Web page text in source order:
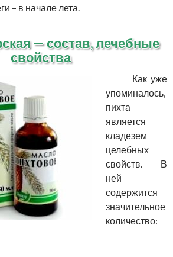
– в начале лета.
— состав, лечебные
свойства
Как уже
упоминалось,
пихта
является
кладезем
целебных
свойств. В
ней
содержится
значительное
количество: